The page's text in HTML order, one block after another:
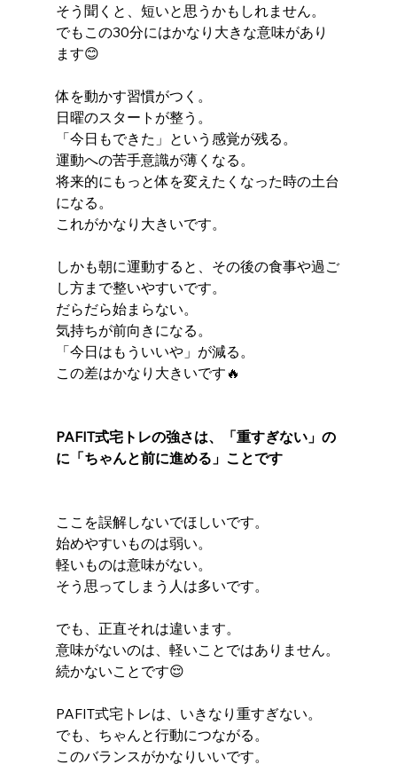
そう聞くと、短いと思うかもしれません。
でもこの30分にはかなり大きな意味があり
ます😊
体を動かす習慣がつく。
日曜のスタートが整う。
「今日もできた」という感覚が残る。
運動への苦手意識が薄くなる。
将来的にもっと体を変えたくなった時の土台
になる。
これがかなり大きいです。
しかも朝に運動すると、その後の食事や過ご
し方まで整いやすいです。
だらだら始まらない。
気持ちが前向きになる。
「今日はもういいや」が減る。
この差はかなり大きいです🔥
PAFIT式宅トレの強さは、「重すぎない」の
に「ちゃんと前に進める」ことです
ここを誤解しないでほしいです。
始めやすいものは弱い。
軽いものは意味がない。
そう思ってしまう人は多いです。
でも、正直それは違います。
意味がないのは、軽いことではありません。
続かないことです😌
PAFIT式宅トレは、いきなり重すぎない。
でも、ちゃんと行動につながる。
このバランスがかなりいいです。